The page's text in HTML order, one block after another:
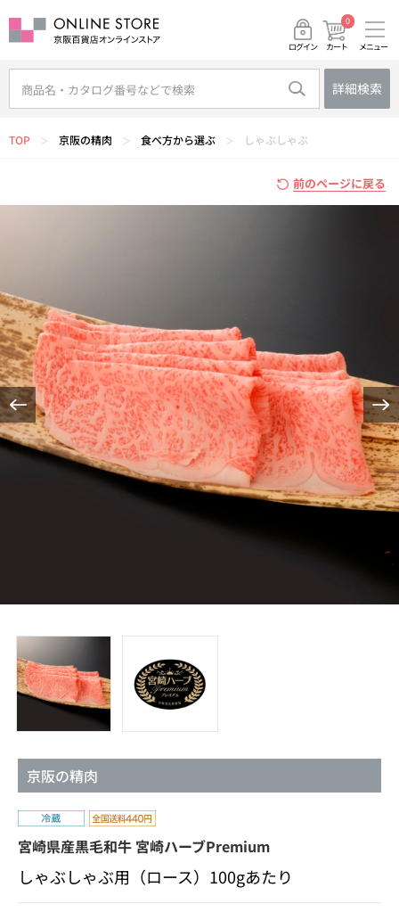
ログイン カート
0
メニュー
詳細検索
TOP ＞ 京阪の精肉 ＞ 食べ方から選ぶ ＞ しゃぶしゃぶ
前のページに戻る
京阪の精肉
宮崎県産黒毛和牛 宮崎ハーブPremium
しゃぶしゃぶ用（ロース）100gあたり